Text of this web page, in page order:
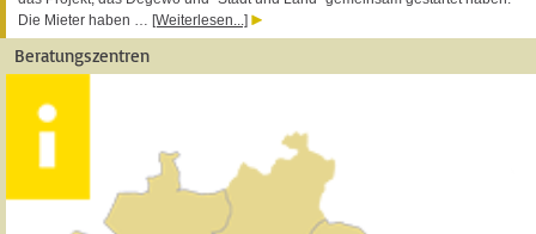
Die Mieter haben … [Weiterlesen...]
Beratungszentren